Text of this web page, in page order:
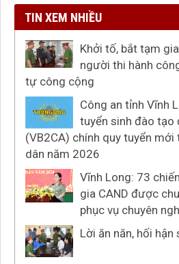
TIN XEM NHIỀU
Khởi tố, bắt tạm
người thi hành
tự công cộng
Công an tỉnh Vĩnh
tuyển sinh đào tạo
(VB2CA) chính quy tuyển mới
dân năm 2026
Vĩnh Long: 73
gia CAND được
phục vụ chuyên
Lời ăn năn, hối